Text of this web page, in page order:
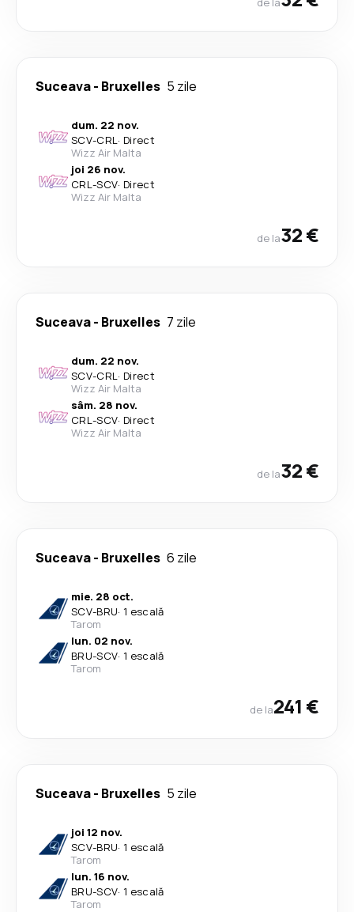
Suceava- Bruxelles 5 zile
dum. 22 nov.
SCV-CRL· Direct
Wizz Air Malta
joi 26 nov.
CRL-SCV· Direct
Wizz Air Malta
de la32 €
Suceava- Bruxelles 7 zile
dum. 22 nov.
SCV-CRL· Direct
Wizz Air Malta
sâm. 28 nov.
CRL-SCV· Direct
Wizz Air Malta
de la32 €
Suceava- Bruxelles 6 zile
mie. 28 oct.
SCV-BRU· 1 escală
Tarom
lun. 02 nov.
BRU-SCV· 1 escală
Tarom
de la241 €
Suceava- Bruxelles 5 zile
joi 12 nov.
SCV-BRU· 1 escală
Tarom
lun. 16 nov.
BRU-SCV· 1 escală
Tarom